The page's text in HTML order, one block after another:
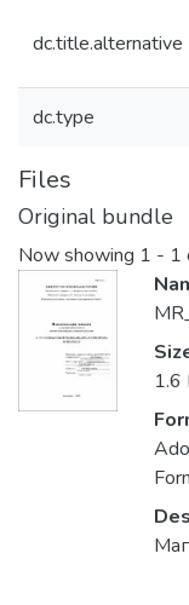
dc.title.alternative
dc.type
Files
Original bundle
Now showing 1 - 1
1.6